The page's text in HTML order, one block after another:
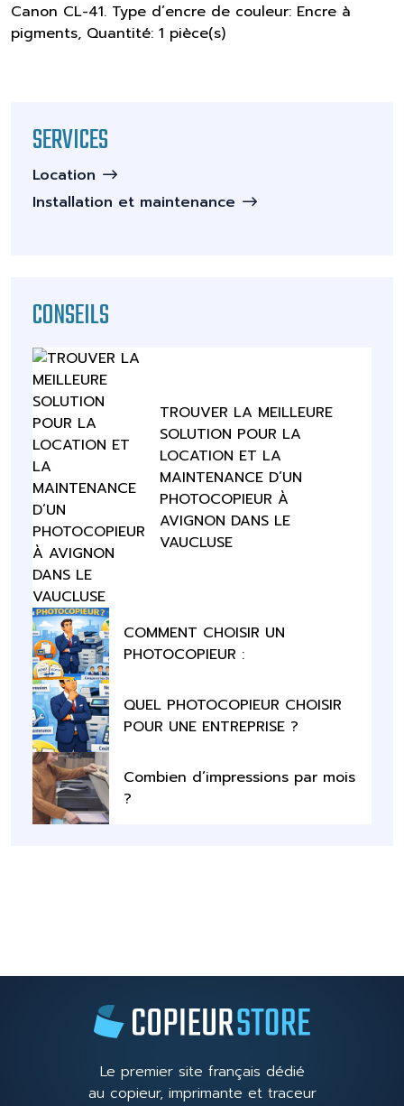
Canon CL-41. Type d’encre de couleur: Encre à
pigments, Quantité: 1 pièce(s)
SERVICES
Location
Installation et maintenance
CONSEILS
TROUVER LA MEILLEURE
SOLUTION POUR LA
LOCATION ET LA
MAINTENANCE D’UN
PHOTOCOPIEUR À
AVIGNON DANS LE
VAUCLUSE
COMMENT CHOISIR UN
PHOTOCOPIEUR :
QUEL PHOTOCOPIEUR CHOISIR
POUR UNE ENTREPRISE ?
Combien d’impressions par mois
?
Le premier site français dédié
au copieur, imprimante et traceur